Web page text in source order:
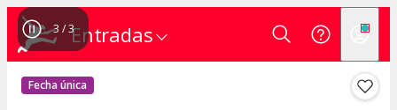
Entradas
1 /3
Fecha única